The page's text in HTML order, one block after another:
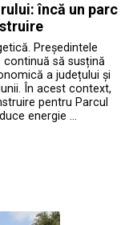
încă un parc
Președintele
continuă să susțină
a județului și
În acest context,
pentru Parcul
energie …